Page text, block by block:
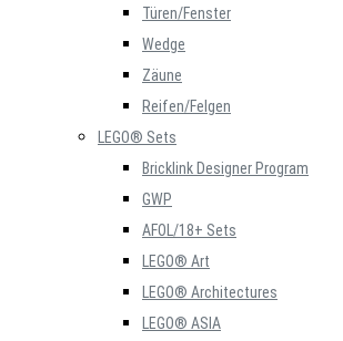
Türen/Fenster
Wedge
Zäune
Reifen/Felgen
LEGO® Sets
Bricklink Designer Program
GWP
AFOL/18+ Sets
LEGO® Art
LEGO® Architectures
LEGO® ASIA